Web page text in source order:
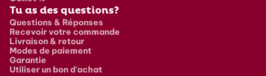
Tu as des questions?
Questions & Réponses
Recevoir votre commande
Livraison & retour
Modes de paiement
Garantie
Utiliser un bon d'achat